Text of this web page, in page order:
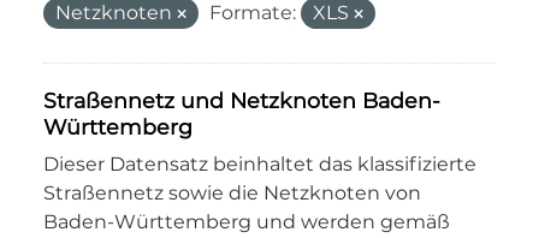
Netzknoten
Formate: XLS
Straßennetz und Netzknoten Baden-
Württemberg
Dieser Datensatz beinhaltet das klassifizierte
Straßennetz sowie die Netzknoten von
Baden-Württemberg und werden gemäß